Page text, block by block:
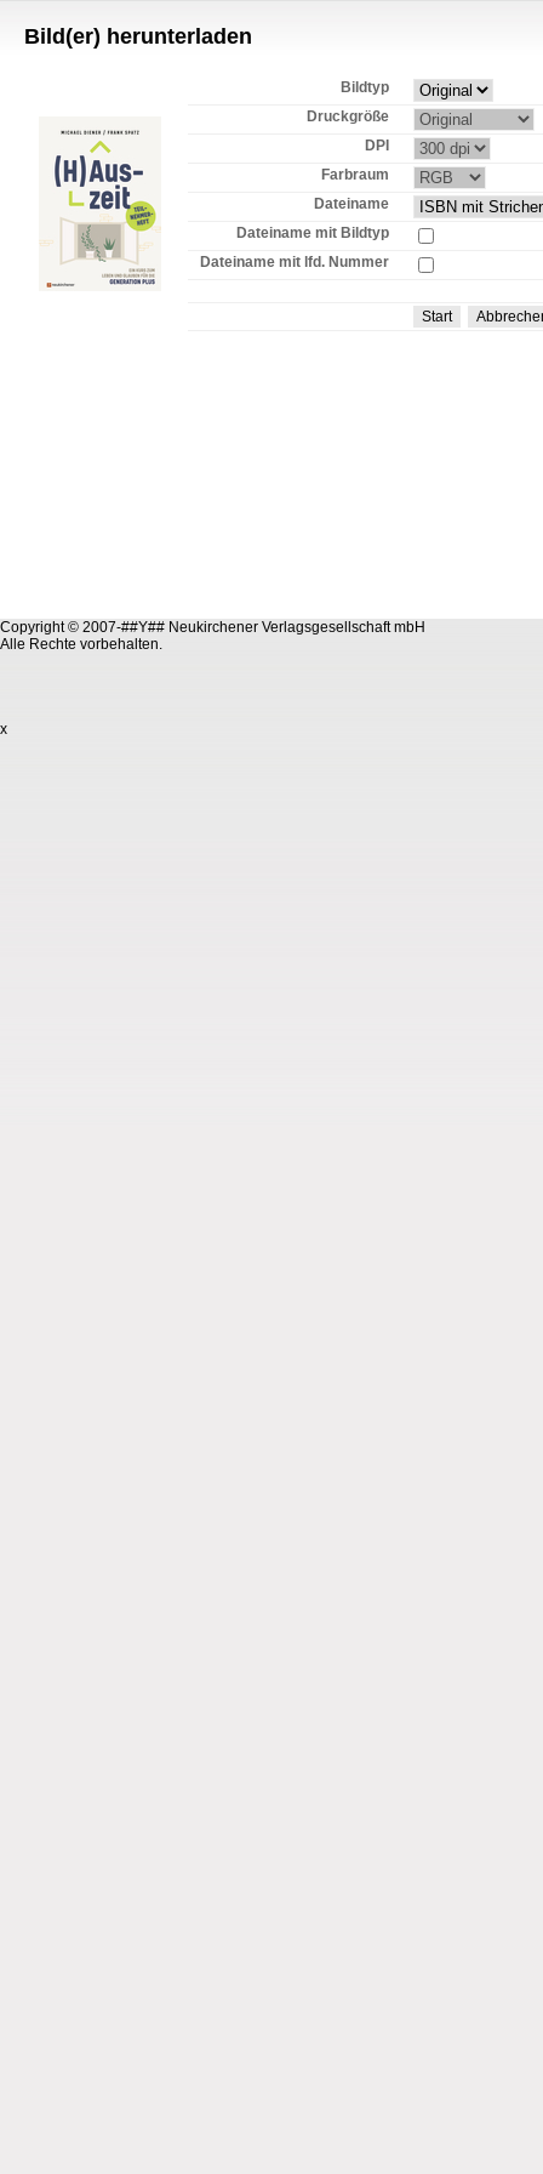
Bild(er) herunterladen
Bildtyp
Druckgröße
DPI
Farbraum
Dateiname
Dateiname mit Bildtyp
Dateiname mit lfd. Nummer
Copyright © 2007-##Y## Neukirchener Verlagsgesellschaft mbH
Alle Rechte vorbehalten.
x